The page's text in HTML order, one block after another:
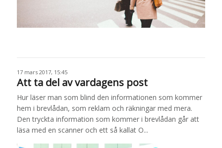
17 mars 2017, 15:45
Att ta del av vardagens post
Hur läser man som blind den informationen som kommer
hem i brevlådan, som reklam och räkningar med mera.
Den tryckta information som kommer i brevlådan går att
läsa med en scanner och ett så kallat O...